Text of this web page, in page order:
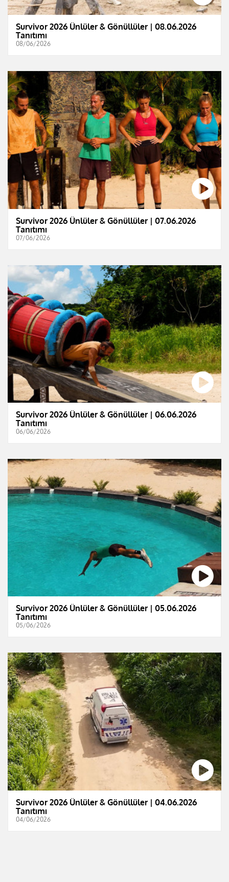
Survivor 2026 Ünlüler & Gönüllüler | 08.06.2026
Tanıtımı
08/06/2026
Survivor 2026 Ünlüler & Gönüllüler | 07.06.2026
Tanıtımı
07/06/2026
Survivor 2026 Ünlüler & Gönüllüler | 06.06.2026
Tanıtımı
06/06/2026
Survivor 2026 Ünlüler & Gönüllüler | 05.06.2026
Tanıtımı
05/06/2026
Survivor 2026 Ünlüler & Gönüllüler | 04.06.2026
Tanıtımı
04/06/2026